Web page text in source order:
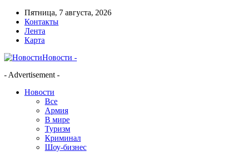
Пятница, 7 августа, 2026
Контакты
Лента
Карта
Новости -
- Advertisement -
Новости
Все
Армия
В мире
Туризм
Криминал
Шоу-бизнес